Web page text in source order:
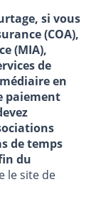
si vous
(COA),
(MIA),
de
en
paiement
de temps
du
le site de